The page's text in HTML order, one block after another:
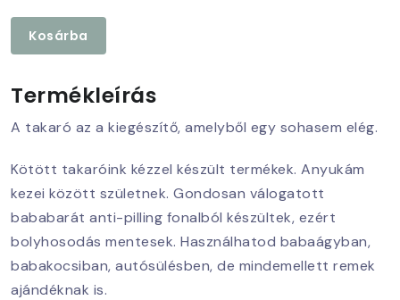
Kosárba
Termékleírás
A takaró az a kiegészítő, amelyből egy sohasem elég.
Kötött takaróink kézzel készült termékek. Anyukám
kezei között születnek. Gondosan válogatott
bababarát anti-pilling fonalból készültek, ezért
bolyhosodás mentesek. Használhatod babaágyban,
babakocsiban, autósülésben, de mindemellett remek
ajándéknak is.